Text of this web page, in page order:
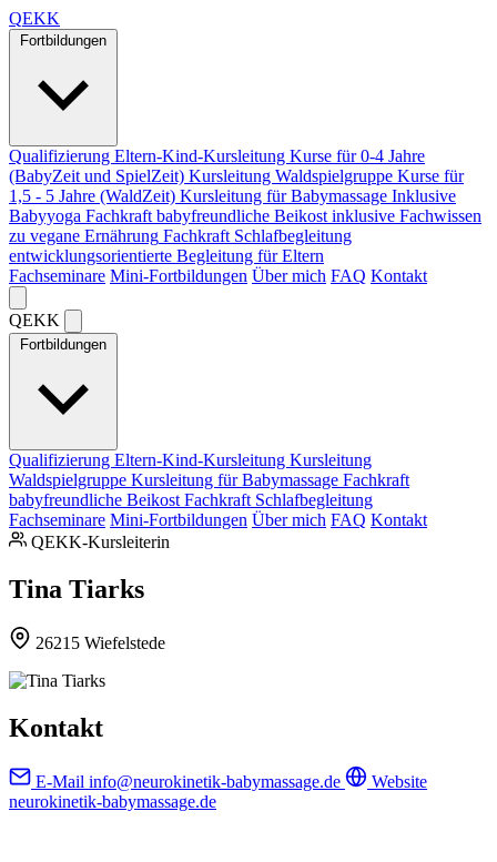
QEKK
Fortbildungen
Qualifizierung Eltern-Kind-Kursleitung Kurse für 0-4 Jahre
(BabyZeit und SpielZeit) Kursleitung Waldspielgruppe Kurse für
1,5 - 5 Jahre (WaldZeit) Kursleitung für Babymassage Inklusive
Babyyoga Fachkraft babyfreundliche Beikost inklusive Fachwissen
zu vegane Ernährung Fachkraft Schlafbegleitung
entwicklungsorientierte Begleitung für Eltern
Fachseminare Mini-Fortbildungen Über mich FAQ Kontakt
QEKK
Fortbildungen
Qualifizierung Eltern-Kind-Kursleitung Kursleitung
Waldspielgruppe Kursleitung für Babymassage Fachkraft
babyfreundliche Beikost Fachkraft Schlafbegleitung
Fachseminare Mini-Fortbildungen Über mich FAQ Kontakt
QEKK-Kursleiterin
Tina Tiarks
26215 Wiefelstede
Kontakt
E-Mail info@neurokinetik-babymassage.de
Website
neurokinetik-babymassage.de